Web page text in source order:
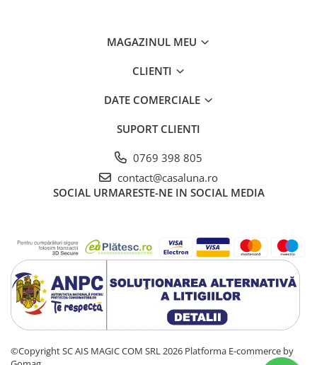
MAGAZINUL MEU
CLIENTI
DATE COMERCIALE
SUPORT CLIENTI
0769 398 805
contact@casaluna.ro
SOCIAL URMARESTE-NE IN SOCIAL MEDIA
©Copyright SC AIS MAGIC COM SRL 2026 Platforma E-commerce by